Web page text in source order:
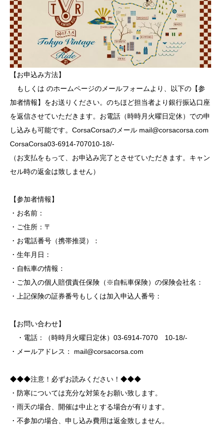
【お申込み方法】
もしくは のホームページのメールフォームより、以下の【参
加者情報】をお送りください。のちほど担当者より銀行振込口座
を返信させていただきます。お電話（時時月火曜日定休）での申
し込みも可能です。CorsaCorsaのメール mail@corsacorsa.com
CorsaCorsa03-6914-707010-18/-
（お支払をもって、お申込み完了とさせていただきます。キャン
セル時の返金は致しません）
【参加者情報】
・お名前：
・ご住所：〒
・お電話番号（携帯推奨）：
・生年月日：
・自転車の情報：
・ご加入の個人賠償責任保険（※自転車保険）の保険会社名：
・上記保険の証券番号もしくは加入申込人番号：
【お問い合わせ】
・電話：（時時月火曜日定休）03-6914-7070 10-18/-
・メールアドレス： mail@corsacorsa.com
◆◆◆注意！必ずお読みください！◆◆◆
・防寒については充分な対策をお願い致します。
・雨天の場合、開催は中止とする場合が有ります。
・不参加の場合、申し込み費用は返金致しません。